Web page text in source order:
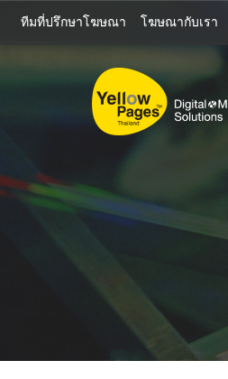
ทีมที่ปรึกษาโฆษณา โฆษณากับเรา